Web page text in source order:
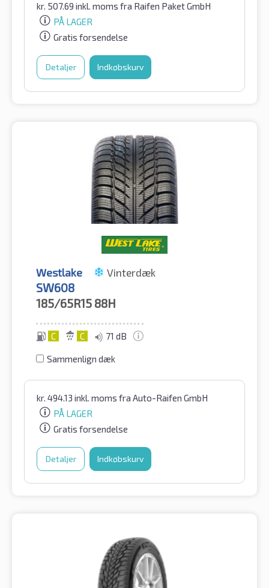
kr. 507.69 inkl. moms fra Raifen Paket GmbH
PÅ LAGER
Gratis forsendelse
Detaljer Indkøbskurv
Westlake Vinterdæk
SW608
185/65R15 88H
C C 71 dB
Sammenlign dæk
kr. 494.13 inkl. moms fra Auto-Raifen GmbH
PÅ LAGER
Gratis forsendelse
Detaljer Indkøbskurv